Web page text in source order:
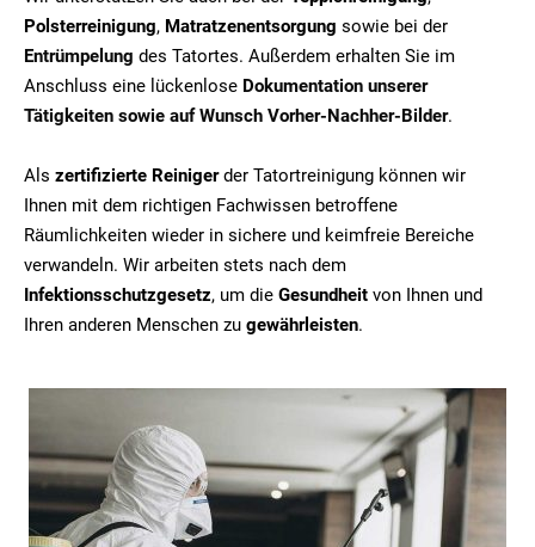
Polsterreinigung, Matratzenentsorgung sowie bei der
Entrümpelung des Tatortes. Außerdem erhalten Sie im
Anschluss eine lückenlose Dokumentation unserer
Tätigkeiten sowie auf Wunsch Vorher-Nachher-Bilder.
Als zertifizierte Reinigerder Tatortreinigung können wir
Ihnen mit dem richtigen Fachwissen betroffene
Räumlichkeiten wieder in sichere und keimfreie Bereiche
verwandeln. Wir arbeiten stets nach dem
Infektionsschutzgesetz, um die Gesundheit von Ihnen und
Ihren anderen Menschen zu gewährleisten.